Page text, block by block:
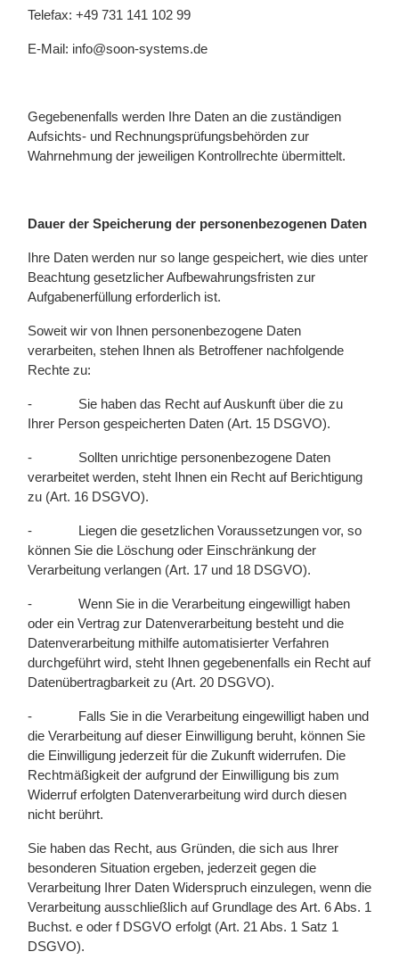
Telefax: +49 731 141 102 99
E-Mail: info@soon-systems.de
Gegebenenfalls werden Ihre Daten an die zuständigen
Aufsichts- und Rechnungsprüfungsbehörden zur
Wahrnehmung der jeweiligen Kontrollrechte übermittelt.
Dauer der Speicherung der personenbezogenen Daten
Ihre Daten werden nur so lange gespeichert, wie dies unter
Beachtung gesetzlicher Aufbewahrungsfristen zur
Aufgabenerfüllung erforderlich ist.
Soweit wir von Ihnen personenbezogene Daten
verarbeiten, stehen Ihnen als Betroffener nachfolgende
Rechte zu:
- Sie haben das Recht auf Auskunft über die zu
Ihrer Person gespeicherten Daten (Art. 15 DSGVO).
- Sollten unrichtige personenbezogene Daten
verarbeitet werden, steht Ihnen ein Recht auf Berichtigung
zu (Art. 16 DSGVO).
- Liegen die gesetzlichen Voraussetzungen vor, so
können Sie die Löschung oder Einschränkung der
Verarbeitung verlangen (Art. 17 und 18 DSGVO).
- Wenn Sie in die Verarbeitung eingewilligt haben
oder ein Vertrag zur Datenverarbeitung besteht und die
Datenverarbeitung mithilfe automatisierter Verfahren
durchgeführt wird, steht Ihnen gegebenenfalls ein Recht auf
Datenübertragbarkeit zu (Art. 20 DSGVO).
- Falls Sie in die Verarbeitung eingewilligt haben und
die Verarbeitung auf dieser Einwilligung beruht, können Sie
die Einwilligung jederzeit für die Zukunft widerrufen. Die
Rechtmäßigkeit der aufgrund der Einwilligung bis zum
Widerruf erfolgten Datenverarbeitung wird durch diesen
nicht berührt.
Sie haben das Recht, aus Gründen, die sich aus Ihrer
besonderen Situation ergeben, jederzeit gegen die
Verarbeitung Ihrer Daten Widerspruch einzulegen, wenn die
Verarbeitung ausschließlich auf Grundlage des Art. 6 Abs. 1
Buchst. e oder f DSGVO erfolgt (Art. 21 Abs. 1 Satz 1
DSGVO).